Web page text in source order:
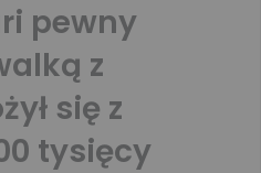
pewny
z
się z
tysięcy